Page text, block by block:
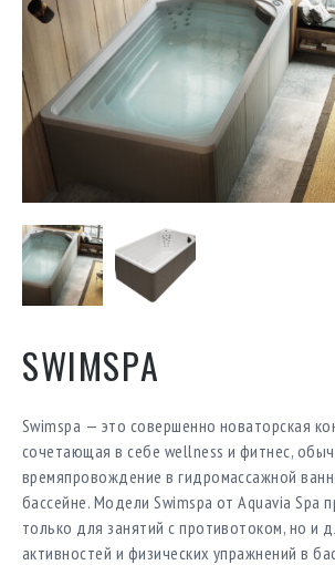
SWIMSPA
Swimspa — это совершенно новаторская
сочетающая в себе wellness и фитнес,
времяпровождение в гидромассажной
бассейне. Модели Swimspa от Aquavia Spa
только для занятий с противотоком, но и
активностей и физических упражнений в